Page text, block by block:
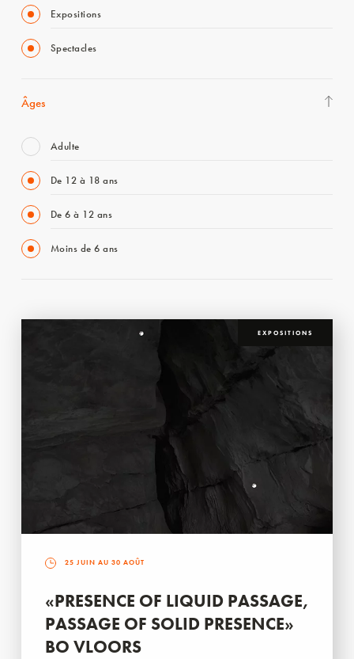
Expositions
Spectacles
Âges
Adulte
De 12 à 18 ans
De 6 à 12 ans
Moins de 6 ans
EXPOSITIONS
25 JUIN AU 30 AOÛT
«PRESENCE OF LIQUID PASSAGE,
PASSAGE OF SOLID PRESENCE»
BO VLOORS